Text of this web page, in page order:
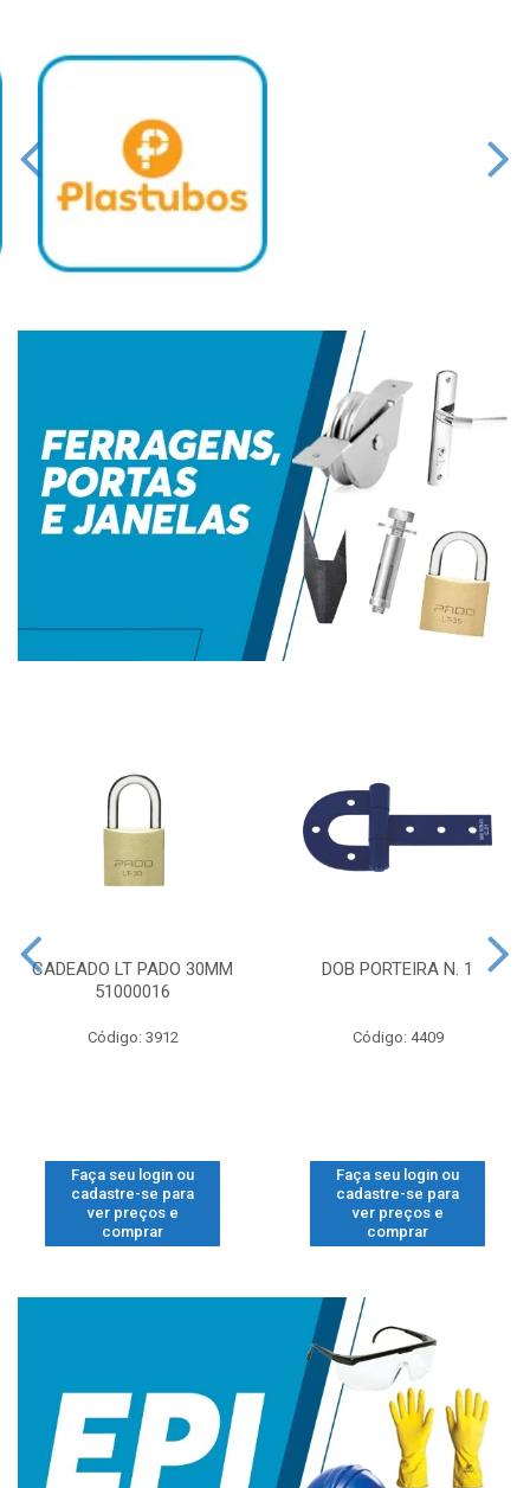
CADEADO LT PADO 30MM
51000016
Código: 3912
Faça seu login ou
cadastre-se para
ver preços e
comprar
DOB PORTEIRA N. 1
Código: 4409
Faça seu login ou
cadastre-se para
ver preços e
comprar